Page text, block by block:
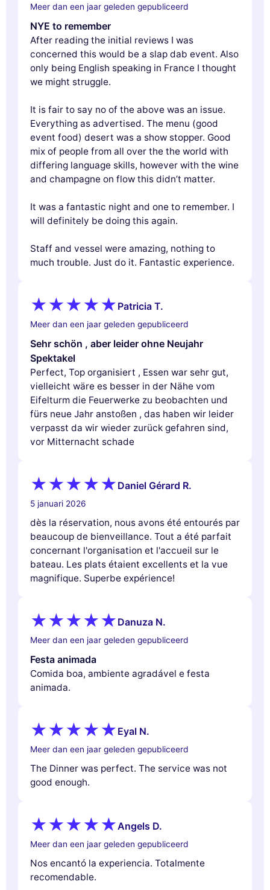
Meer dan een jaar geleden gepubliceerd
NYE to remember
After reading the initial reviews I was
concerned this would be a slap dab event. Also
only being English speaking in France I thought
we might struggle.
It is fair to say no of the above was an issue.
Everything as advertised. The menu (good
event food) desert was a show stopper. Good
mix of people from all over the the world with
differing language skills, however with the wine
and champagne on flow this didn’t matter.
It was a fantastic night and one to remember. I
will definitely be doing this again.
Staff and vessel were amazing, nothing to
much trouble. Just do it. Fantastic experience.
Patricia T.
Meer dan een jaar geleden gepubliceerd
Sehr schön , aber leider ohne Neujahr
Spektakel
Perfect, Top organisiert , Essen war sehr gut,
vielleicht wäre es besser in der Nähe vom
Eifelturm die Feuerwerke zu beobachten und
fürs neue Jahr anstoßen , das haben wir leider
verpasst da wir wieder zurück gefahren sind,
vor Mitternacht schade
Daniel Gérard R.
5 januari 2026
dès la réservation, nous avons été entourés par
beaucoup de bienveillance. Tout a été parfait
concernant l'organisation et l'accueil sur le
bateau. Les plats étaient excellents et la vue
magnifique. Superbe expérience!
Danuza N.
Meer dan een jaar geleden gepubliceerd
Festa animada
Comida boa, ambiente agradável e festa
animada.
Eyal N.
Meer dan een jaar geleden gepubliceerd
The Dinner was perfect. The service was not
good enough.
Angels D.
Meer dan een jaar geleden gepubliceerd
Nos encantó la experiencia. Totalmente
recomendable.